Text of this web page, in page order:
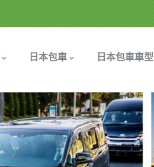
日本包車 日本包車車型